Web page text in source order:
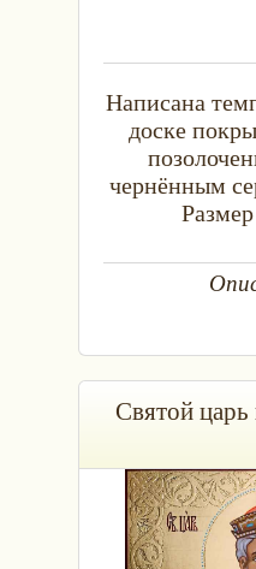
Написана
доске
чернённым
Святой